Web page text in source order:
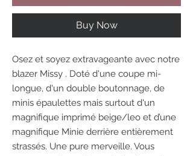
Buy Now
Osez et soyez extravageante avec notre
blazer Missy . Doté d'une coupe mi-
longue, d'un double boutonnage, de
minis épaulettes mais surtout d'un
magnifique imprimé beige/leo et d’une
magnifique Minie derrière entièrement
strassés. Une pure merveille. Vous